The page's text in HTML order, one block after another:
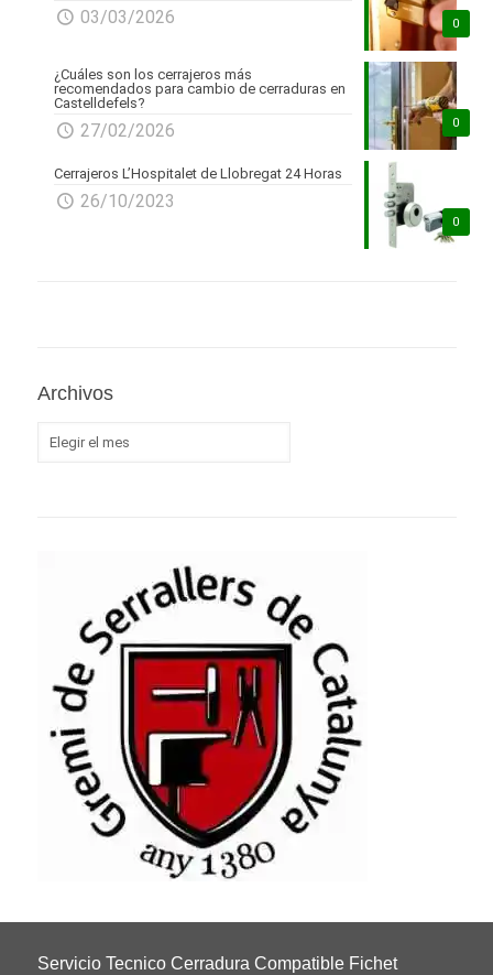
0
03/03/2026
0
¿Cuáles son los cerrajeros más
recomendados para cambio de cerraduras en
Castelldefels?
27/02/2026
0
Cerrajeros L’Hospitalet de Llobregat 24 Horas
26/10/2023
Archivos
Archivos
Servicio Tecnico Cerradura Compatible Fichet